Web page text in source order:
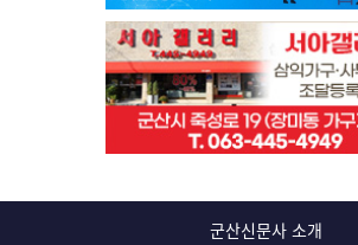
군산신문사 소개